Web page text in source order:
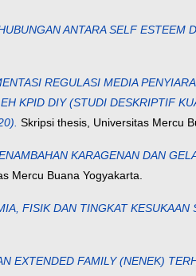
ANTARA SELF ESTEEM
REGULASI MEDIA
KPID DIY (STUDI DESKRIPTIF
Skripsi thesis, Universitas Mercu
KARAGENAN DAN
Mercu Buana Yogyakarta.
FISIK DAN TINGKAT
EXTENDED FAMILY (NENEK)